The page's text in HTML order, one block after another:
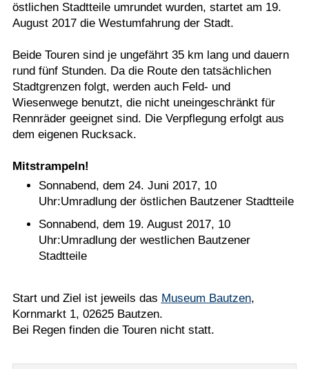
östlichen Stadtteile umrundet wurden, startet am 19.
August 2017 die Westumfahrung der Stadt.
Beide Touren sind je ungefährt 35 km lang und dauern
rund fünf Stunden. Da die Route den tatsächlichen
Stadtgrenzen folgt, werden auch Feld- und
Wiesenwege benutzt, die nicht uneingeschränkt für
Rennräder geeignet sind. Die Verpflegung erfolgt aus
dem eigenen Rucksack.
Mitstrampeln!
Sonnabend, dem 24. Juni 2017, 10
Uhr:Umradlung der östlichen Bautzener Stadtteile
Sonnabend, dem 19. August 2017, 10
Uhr:Umradlung der westlichen Bautzener
Stadtteile
Start und Ziel ist jeweils das Museum Bautzen,
Kornmarkt 1, 02625 Bautzen.
Bei Regen finden die Touren nicht statt.